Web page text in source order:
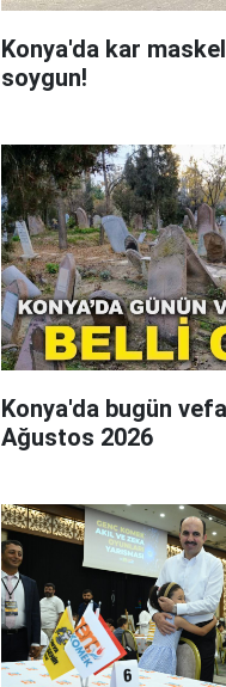
Konya'da kar
soygun!
Konya'da bugün
Ağustos 2026